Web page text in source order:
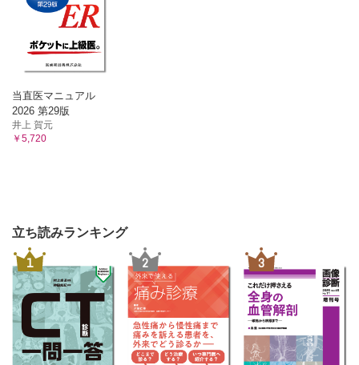
当直医マニュアル
2026 第29版
井上 賀元
￥5,720
立ち読みランキング
1 2 3